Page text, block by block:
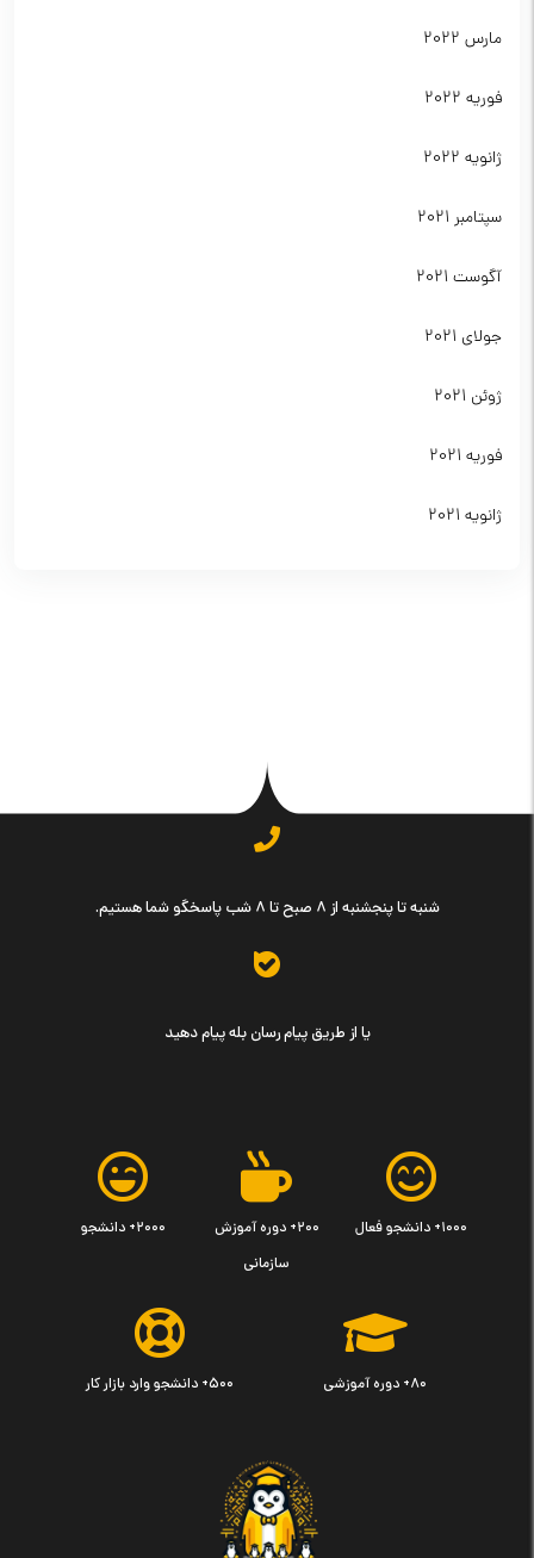
مارس 2022
فوریه 2022
ژانویه 2022
سپتامبر 2021
آگوست 2021
جولای 2021
ژوئن 2021
فوریه 2021
ژانویه 2021
شنبه تا پنجشنبه از ۸ صبح تا ۸ شب پاسخگو شما هستیم.
یا از طریق پیام رسان بله پیام دهید
۱۰۰۰+ دانشجو فعال
۲۰۰+ دوره آموزش
سازمانی
۲۰۰۰+ دانشجو
۸۰+ دوره آموزشی ۵۰۰+ دانشجو وارد بازار کار